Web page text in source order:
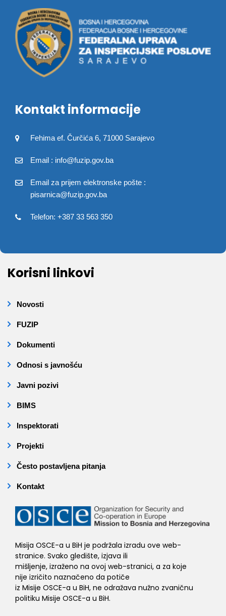
Kontakt informacije
Fehima ef. Čurčića 6, 71000 Sarajevo
Email : info@fuzip.gov.ba
Email za prijem elektronske pošte :
pisarnica@fuzip.gov.ba
Telefon: +387 33 563 350
Korisni linkovi
Novosti
FUZIP
Dokumenti
Odnosi s javnošću
Javni pozivi
BIMS
Inspektorati
Projekti
Često postavljena pitanja
Kontakt
Misija OSCE-a u BiH je podržala izradu ove web-
stranice. Svako gledište, izjava ili
mišljenje, izraženo na ovoj web-stranici, a za koje
nije izričito naznačeno da potiče
iz Misije OSCE-a u BiH, ne odražava nužno zvaničnu
politiku Misije OSCE-a u BiH.